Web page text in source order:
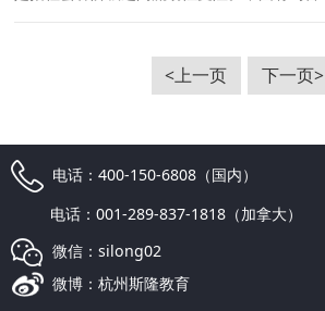
化自古以来就存在，虽然科举制实行以来，有
才能的人可以通过自身的努力来突破固有的圈
子，进入更高的阶层...
<上一页 下一页>
电话：400-150-6808（国内）
电话：001-289-837-1818（加拿大）
微信：silong02
微博：杭州斯隆教育